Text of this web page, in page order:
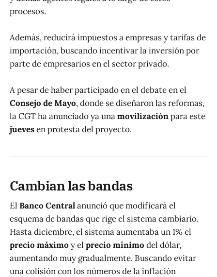
procesos.
Además, reducirá impuestos a empresas y tarifas de
importación, buscando incentivar la inversión por
parte de empresarios en el sector privado.
A pesar de haber participado en el debate en el
Consejo de Mayo, donde se diseñaron las reformas,
la CGT ha anunciado ya unamovilizaciónpara este
juevesen protesta del proyecto.
Cambian las bandas
El Banco Centralanunció que modificará el
esquema de bandas que rige el sistema cambiario.
Hasta diciembre, el sistema aumentaba un 1% el
precio máximo y el precio mínimo del dólar,
aumentando muy gradualmente. Buscando evitar
una colisión con los números de la inflación